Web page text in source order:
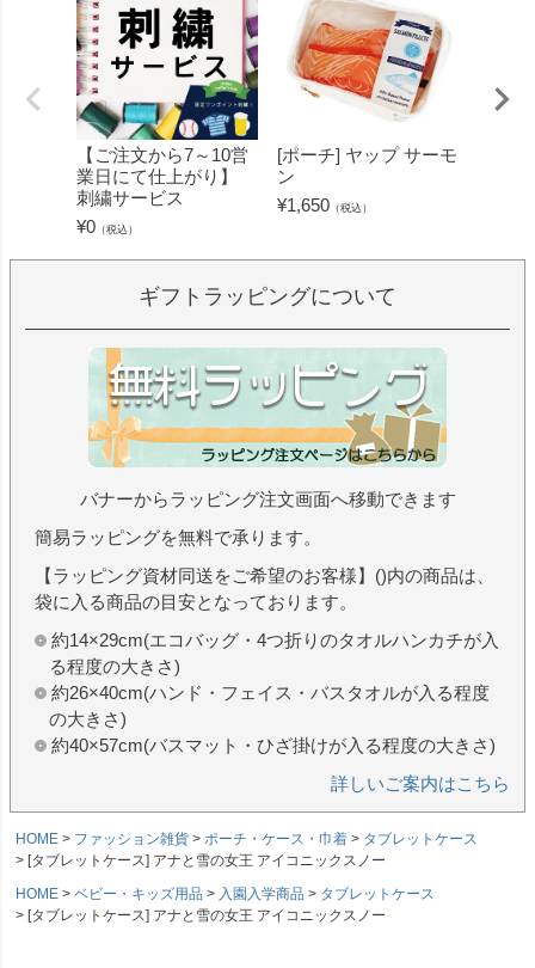
【ご注文から7～10営
業日にて仕上がり】
刺繍サービス
¥0 （税込）
[ポーチ] ヤップ サーモ
ン
¥1,650 （税込）
ギフトラッピングについて
バナーからラッピング注文画面へ移動できます
簡易ラッピングを無料で承ります。
【ラッピング資材同送をご希望のお客様】()内の商品は、
袋に入る商品の目安となっております。
約14×29cm(エコバッグ・4つ折りのタオルハンカチが入
る程度の大きさ)
約26×40cm(ハンド・フェイス・バスタオルが入る程度
の大きさ)
約40×57cm(バスマット・ひざ掛けが入る程度の大きさ)
詳しいご案内はこちら
HOME ファッション雑貨 ポーチ・ケース・巾着
タブレットケース
[タブレットケース] アナと雪の女王 アイコニックスノー
HOME
ベビー・キッズ用品 入園入学商品
タブレットケース
[タブレットケース] アナと雪の女王 アイコニックスノー